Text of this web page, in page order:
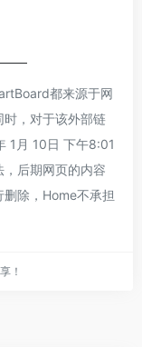
都来源于网
，对于该外部链
1月 10日 下午8:01
后期网页的内容
除，Home不承担
！